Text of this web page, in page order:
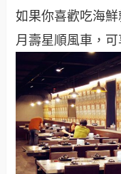
如果你喜歡吃海
月壽星順風車，